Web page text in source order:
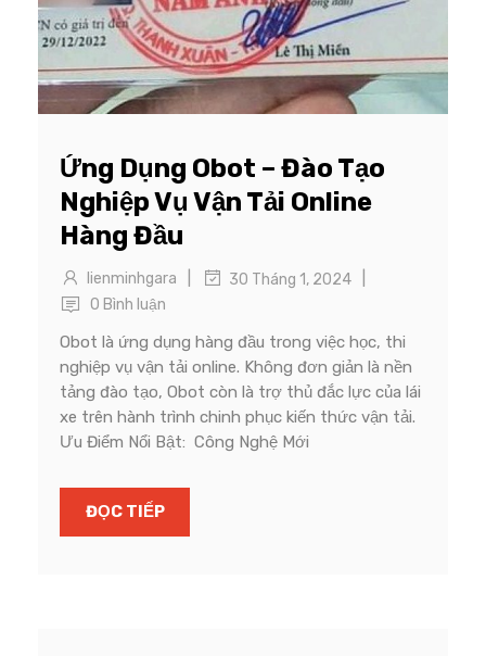
Ứng Dụng Obot – Đào Tạo
Nghiệp Vụ Vận Tải Online
Hàng Đầu
lienminhgara 30 Tháng 1, 2024
0 Bình luận
Obot là ứng dụng hàng đầu trong việc học, thi
nghiệp vụ vận tải online. Không đơn giản là nền
tảng đào tạo, Obot còn là trợ thủ đắc lực của lái
xe trên hành trình chinh phục kiến thức vận tải.
Ưu Điểm Nổi Bật: Công Nghệ Mới
ĐỌC TIẾP